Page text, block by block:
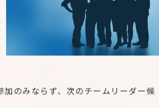
のみならず、次のチームリーダー候